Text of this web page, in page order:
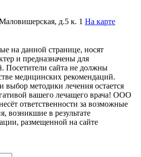
д.5 к. 1 На карте
на данной странице, носят
и предназначены для
Посетители сайта не должны
медицинских рекомендаций.
выбор методики лечения остается
вашего лечащего врача! ООО
ответственности за возможные
возникшие в результате
размещенной на сайте